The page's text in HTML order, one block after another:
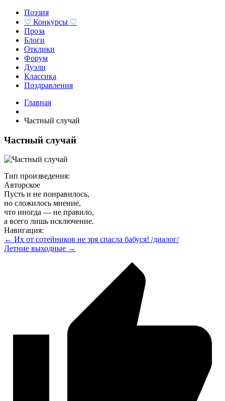
Поэзия
♡ Конкурсы ♡
Проза
Блоги
Отклики
Форум
Дуэли
Классика
Поздравления
Главная
Частный случай
Частный случай
Тип произведения:
Авторское
Пусть и не понравилось,
но сложилось мнение,
что иногда — не правило,
а всего лишь исключение.
Навигация:
← Их от сотейников не зря спасла бабуся! /диалог/
Летние выходные →